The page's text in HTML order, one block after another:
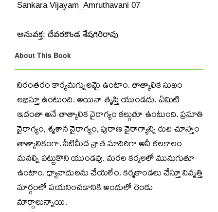
Sankara Vijayam_Amruthavani 07
అనువక్త: దేవరకొండ శేషగిరిరావు
About This Book
నిరంతరం కార్యమగ్నులమై ఉంటాం. తాత్కాలిక సుఖం
లభిస్తూ ఉంటుంది. అయినా తృప్తి యుండదు. ఏమిటి
ఇదంతా అనే తాత్కాలిక వైరాగ్యం కల్గుతూ ఉంటుంది. ప్రసూతి
వైరాగ్యం, శ్మశాన వైరాగ్యం, పురాణ వైరాగ్యాన్ని రుచి చూస్తాం
తాత్కాలికంగా. నీటిమీద వ్రాత మాదిరిగా అవీ కలకాలం
మనల్ని పట్టుకొని యుండవు. మరల కర్మలలో మునుగుతూ
ఉంటాం. ధ్యానాదులను చేయలేం. కర్మకాండలు చేస్తూ నివృత్తి
మార్గంలో పయనించడానికి అందులో రెండు
మార్గాలున్నాయి.